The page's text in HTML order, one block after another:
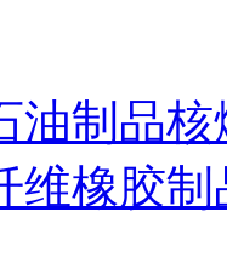
油制品核
维橡胶制